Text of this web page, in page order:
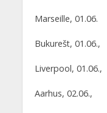
Marseille, 01.06.
Bukurešt, 01.06.,
Liverpool, 01.06.,
Aarhus, 02.06.,